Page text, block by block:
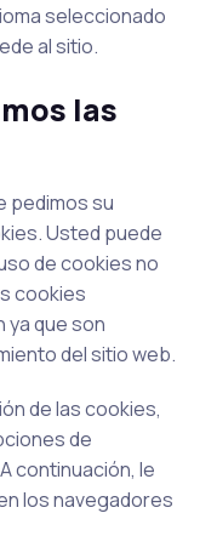
seleccionado
al sitio.
las
pedimos su
Usted puede
de cookies no
cookies
ya que son
del sitio web.
de las cookies,
de
continuación, le
los navegadores